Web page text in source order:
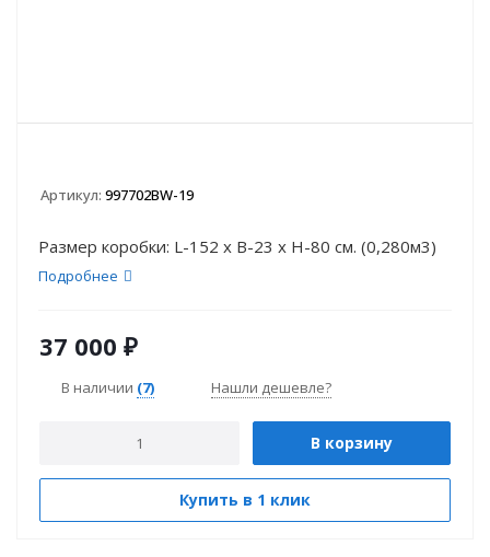
Артикул: 997702BW-19
Размер коробки: L-152 х B-23 x H-80 см. (0,280м3)
Подробнее
37 000 ₽
В наличии (7) Нашли дешевле?
В корзину
Купить в 1 клик